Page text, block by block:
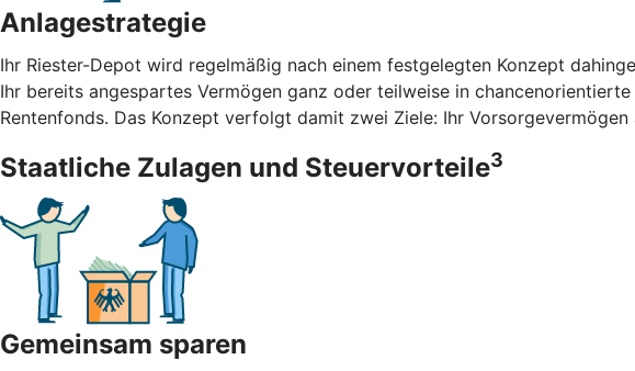
Anlagestrategie
Ihr Riester-Depot wird regelmäßig nach einem festgelegten Konzept
Ihr bereits angespartes Vermögen ganz oder teilweise in
Rentenfonds. Das Konzept verfolgt damit zwei Ziele: Ihr
Staatliche Zulagen und Steuervorteile3
Gemeinsam sparen